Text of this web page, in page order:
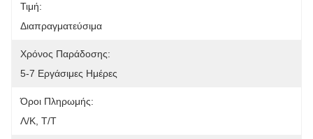
Τιμή:
Διαπραγματεύσιμα
Χρόνος Παράδοσης:
5-7 Εργάσιμες Ημέρες
Όροι Πληρωμής:
Λ/Κ, Τ/Τ